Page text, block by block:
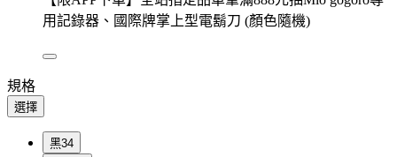
用記錄器、國際牌掌上型電鬍刀 (顏色隨機)
規格
選擇
黑34